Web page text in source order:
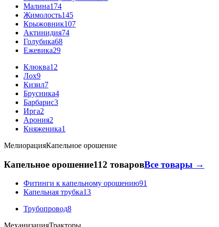
Малина174
Жимолость145
Крыжовник107
Актинидия74
Голубика68
Ежевика29
Клюква12
Лох9
Кизил7
Брусника4
Барбарис3
Ирга2
Арония2
Княженика1
МелиорацияКапельное орошение
Капельное орошение112 товаровВсе товары →
Фитинги к капельному орошению91
Капельная трубка13
Трубопровод8